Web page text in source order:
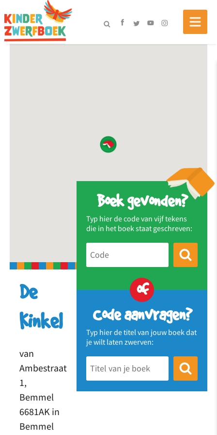
Boek gevonden?
Typ hier de code van vijf tekens
die in het boek staat geschreven:
of
Code aanvragen?
Typ hier de titel van jouw boek dat
je wilt laten zwerven:
De
Kinkel
van
Ambestraat
1,
Bemmel
6681AK in
Bemmel